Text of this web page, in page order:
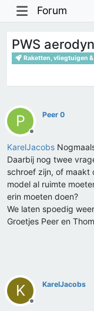
Forum
PWS
Raketten, vliegtuigen
P
Offline
Peer 0
KarelJacobs
Daarbij nog twee
schroef zijn, of maakt
model al ruimte
erin moeten doen?
We laten spoedig
Groetjes Peer en
K
Offline
KarelJacobs